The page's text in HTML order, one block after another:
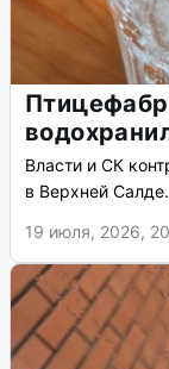
Власти и СК
в Верхней Салде.
19 июля, 2026,